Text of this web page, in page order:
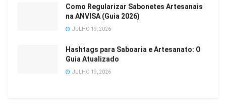
Como Regularizar Sabonetes Artesanais
na ANVISA (Guia 2026)
JULHO 19, 2026
Hashtags para Saboaria e Artesanato: O
Guia Atualizado
JULHO 19, 2026